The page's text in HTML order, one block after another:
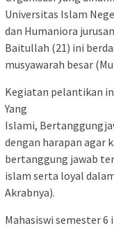
Universitas Islam
dan Humaniora
Baitullah (21) ini
musyawarah besar
Kegiatan pelantikan
Yang
Islami,
dengan harapan agar
bertanggung jawab
islam serta loyal
Akrabnya).
Mahasiswi semester